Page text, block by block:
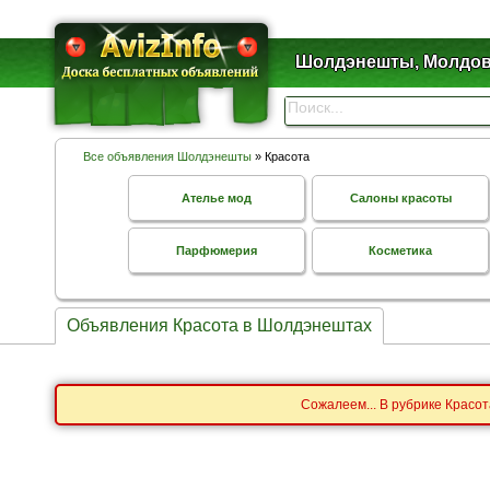
Шолдэнешты,
Все объявления Шолдэнешты » Красота
Ателье мод Салоны красоты
Парфюмерия Косметика
Объявления Красота в Шолдэнештах
Сожалеем... В рубрике